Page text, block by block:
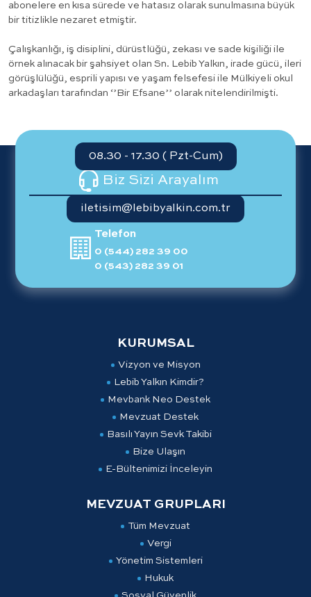
abonelere en kısa sürede ve hatasız olarak sunulmasına büyük
bir titizlikle nezaret etmiştir.
Çalışkanlığı, iş disiplini, dürüstlüğü, zekası ve sade kişiliği ile
örnek alınacak bir şahsiyet olan Sn. Lebib Yalkın, irade gücü, ileri
görüşlülüğü, esprili yapısı ve yaşam felsefesi ile Mülkiyeli okul
arkadaşları tarafından ‘’Bir Efsane’’ olarak nitelendirilmişti.
08.30 - 17.30 ( Pzt-Cum)
Biz Sizi Arayalım
iletisim@lebibyalkin.com.tr
Telefon
0 (544) 282 39 00
0 (543) 282 39 01
KURUMSAL
Vizyon ve Misyon
Lebib Yalkın Kimdir?
Mevbank Neo Destek
Mevzuat Destek
Basılı Yayın Sevk Takibi
Bize Ulaşın
E-Bültenimizi İnceleyin
MEVZUAT GRUPLARI
Tüm Mevzuat
Vergi
Yönetim Sistemleri
Hukuk